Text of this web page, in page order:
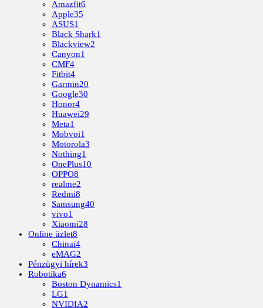
Amazfit6
Apple35
ASUS1
Black Shark1
Blackview2
Canyon1
CMF4
Fitbit4
Garmin20
Google30
Honor4
Huawei29
Meta1
Mobvoi1
Motorola3
Nothing1
OnePlus10
OPPO8
realme2
Redmi8
Samsung40
vivo1
Xiaomi28
Online üzlet8
Chinai4
eMAG2
Pénzügyi hírek3
Robotika6
Boston Dynamics1
LG1
NVIDIA2